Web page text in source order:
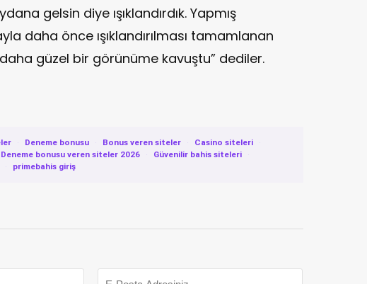
gelsin diye ışıklandırdık. Yapmış
daha önce ışıklandırılması tamamlanan
güzel bir görünüme kavuştu” dediler.
· Deneme bonusu · Bonus veren siteler · Casino siteleri
·
Deneme bonusu veren siteler 2026 · Güvenilir bahis siteleri
·
· primebahis giriş